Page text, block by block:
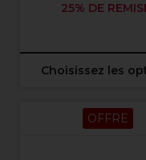
25% DE
Choisissez les
OFFRE